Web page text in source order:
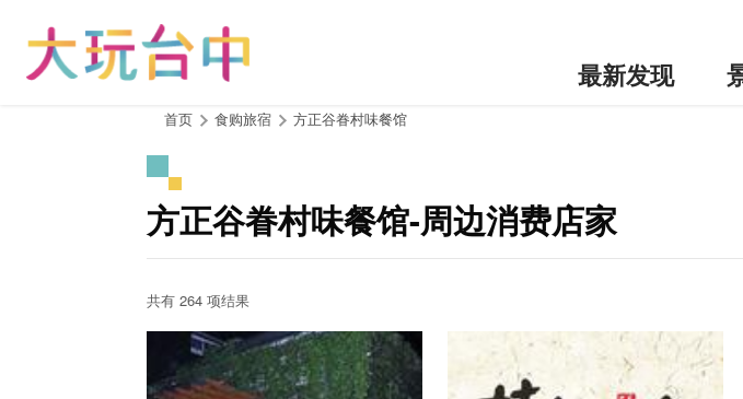
最新发现
首页 食购旅宿 方正谷眷村味餐馆
方正谷眷村味餐馆-周边消费店家
共有 264 项结果